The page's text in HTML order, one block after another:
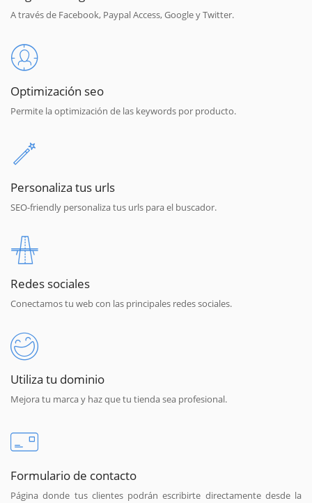
A través de Facebook, Paypal Access, Google y Twitter.
Optimización seo
Permite la optimización de las keywords por producto.
Personaliza tus urls
SEO-friendly personaliza tus urls para el buscador.
Redes sociales
Conectamos tu web con las principales redes sociales.
Utiliza tu dominio
Mejora tu marca y haz que tu tienda sea profesional.
Formulario de contacto
Página donde tus clientes podrán escribirte directamente desde la